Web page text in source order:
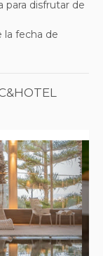
para disfrutar de
la fecha de
Next